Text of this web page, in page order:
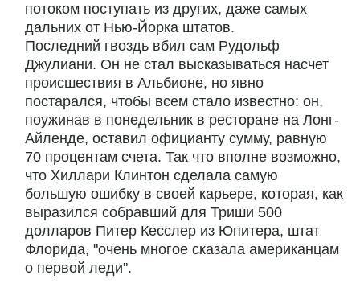
потоком поступать из других, даже самых
дальних от Нью-Йорка штатов.
Последний гвоздь вбил сам Рудольф
Джулиани. Он не стал высказываться насчет
происшествия в Альбионе, но явно
постарался, чтобы всем стало известно: он,
поужинав в понедельник в ресторане на Лонг-
Айленде, оставил официанту сумму, равную
70 процентам счета. Так что вполне возможно,
что Хиллари Клинтон сделала самую
большую ошибку в своей карьере, которая, как
выразился собравший для Триши 500
долларов Питер Кесслер из Юпитера, штат
Флорида, "очень многое сказала американцам
о первой леди".